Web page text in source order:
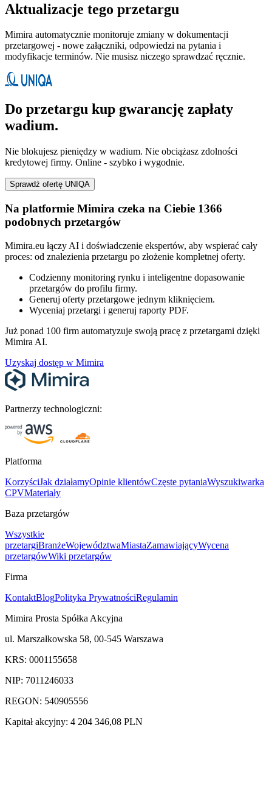
Aktualizacje tego przetargu
Mimira automatycznie monitoruje zmiany w dokumentacji
przetargowej - nowe załączniki, odpowiedzi na pytania i
modyfikacje terminów. Nie musisz niczego sprawdzać ręcznie.
Do przetargu kup gwarancję zapłaty
wadium.
Nie blokujesz pieniędzy w wadium. Nie obciążasz zdolności
kredytowej firmy. Online - szybko i wygodnie.
Sprawdź ofertę UNIQA
Na platformie Mimira czeka na Ciebie 1366
podobnych przetargów
Mimira.eu łączy AI i doświadczenie ekspertów, aby wspierać cały
proces: od znalezienia przetargu po złożenie kompletnej oferty.
Codzienny monitoring rynku i inteligentne dopasowanie
przetargów do profilu firmy.
Generuj oferty przetargowe jednym kliknięciem.
Wyceniaj przetargi i generuj raporty PDF.
Już ponad 100 firm automatyzuje swoją pracę z przetargami dzięki
Mimira AI.
Uzyskaj dostęp w Mimira
Partnerzy technologiczni:
Platforma
KorzyściJak działamyOpinie klientówCzęste pytaniaWyszukiwarka
CPVMateriały
Baza przetargów
Wszystkie
przetargiBranżeWojewództwaMiastaZamawiającyWycena
przetargówWiki przetargów
Firma
KontaktBlogPolityka PrywatnościRegulamin
Mimira Prosta Spółka Akcyjna
ul. Marszałkowska 58, 00-545 Warszawa
KRS: 0001155658
NIP: 7011246033
REGON: 540905556
Kapitał akcyjny: 4 204 346,08 PLN